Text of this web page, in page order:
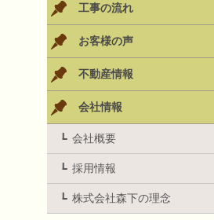
工事の流れ
お客様の声
不動産情報
会社情報
会社概要
採用情報
株式会社森下の理念